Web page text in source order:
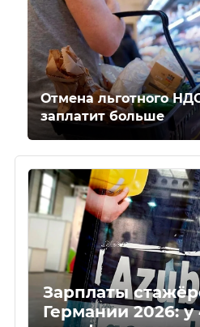
Отмена льготного
заплатит больше
Зарплаты
Германии 2026: у